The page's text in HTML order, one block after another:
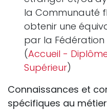
la Communauté
obtenir une
par la Fédération
(Accueil -
Supérieur)
Connaissances et
spécifiques au